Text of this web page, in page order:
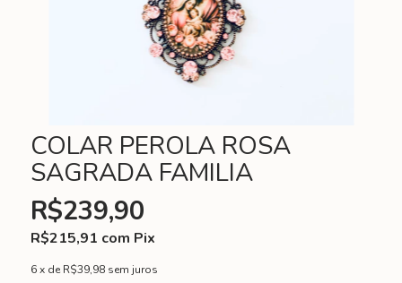
COLAR PEROLA ROSA
SAGRADA FAMILIA
R$239,90
R$215,91 com Pix
6 x de R$39,98 sem juros